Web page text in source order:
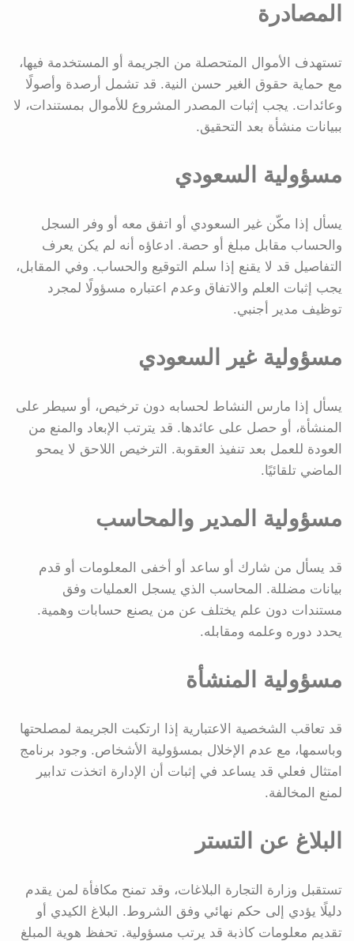
المصادرة
تستهدف الأموال المتحصلة من الجريمة أو المستخدمة فيها،
مع حماية حقوق الغير حسن النية. قد تشمل أرصدة وأصولًا
وعائدات. يجب إثبات المصدر المشروع للأموال بمستندات، لا
ببيانات منشأة بعد التحقيق.
مسؤولية السعودي
يسأل إذا مكّن غير السعودي أو اتفق معه أو وفر السجل
والحساب مقابل مبلغ أو حصة. ادعاؤه أنه لم يكن يعرف
التفاصيل قد لا يقنع إذا سلم التوقيع والحساب. وفي المقابل،
يجب إثبات العلم والاتفاق وعدم اعتباره مسؤولًا لمجرد
توظيف مدير أجنبي.
مسؤولية غير السعودي
يسأل إذا مارس النشاط لحسابه دون ترخيص، أو سيطر على
المنشأة، أو حصل على عائدها. قد يترتب الإبعاد والمنع من
العودة للعمل بعد تنفيذ العقوبة. الترخيص اللاحق لا يمحو
الماضي تلقائيًا.
مسؤولية المدير والمحاسب
قد يسأل من شارك أو ساعد أو أخفى المعلومات أو قدم
بيانات مضللة. المحاسب الذي يسجل العمليات وفق
مستندات دون علم يختلف عن من يصنع حسابات وهمية.
يحدد دوره وعلمه ومقابله.
مسؤولية المنشأة
قد تعاقب الشخصية الاعتبارية إذا ارتكبت الجريمة لمصلحتها
وباسمها، مع عدم الإخلال بمسؤولية الأشخاص. وجود برنامج
امتثال فعلي قد يساعد في إثبات أن الإدارة اتخذت تدابير
لمنع المخالفة.
البلاغ عن التستر
تستقبل وزارة التجارة البلاغات، وقد تمنح مكافأة لمن يقدم
دليلًا يؤدي إلى حكم نهائي وفق الشروط. البلاغ الكيدي أو
تقديم معلومات كاذبة قد يرتب مسؤولية. تحفظ هوية المبلغ